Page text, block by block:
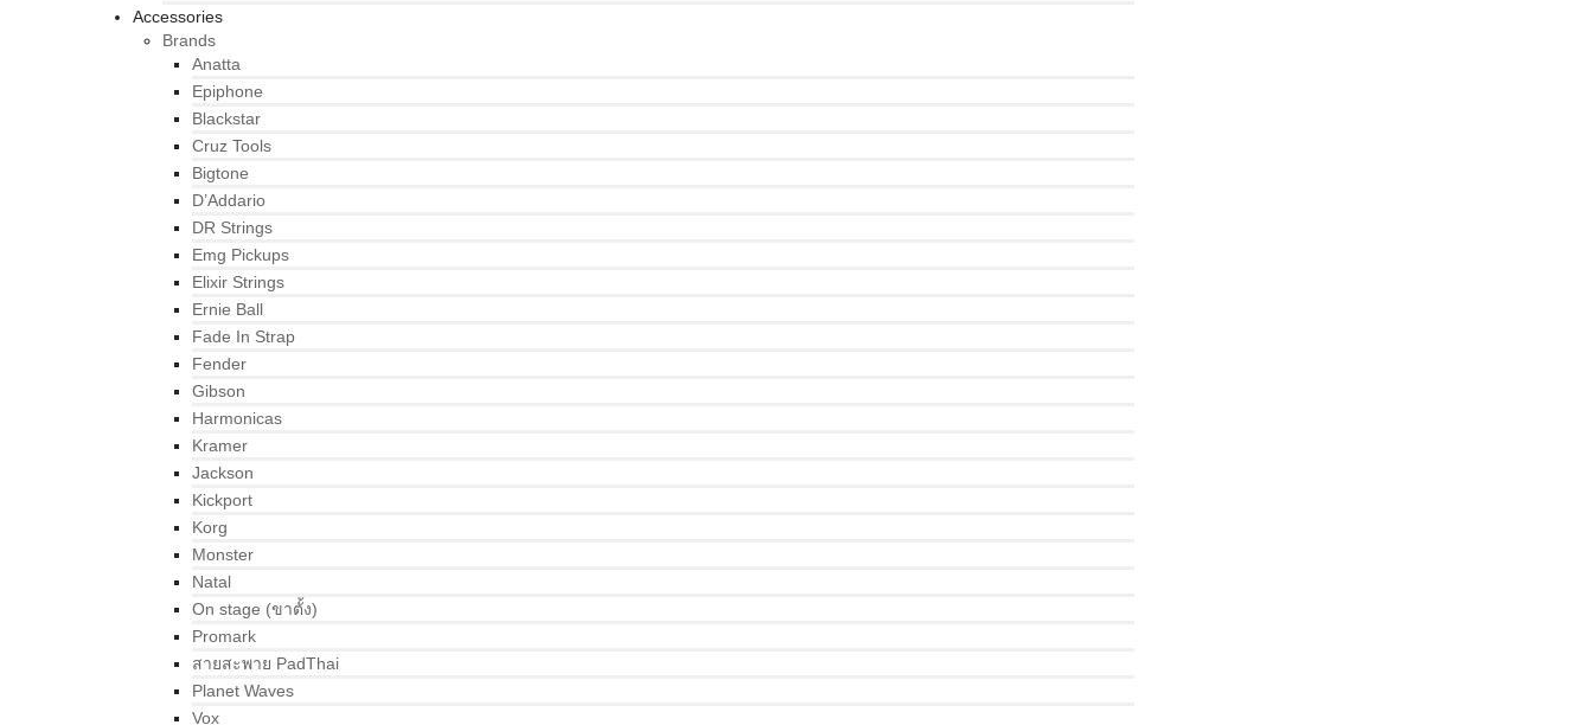
Accessories
Brands
Anatta
Epiphone
Blackstar
Cruz Tools
Bigtone
D’Addario
DR Strings
Emg Pickups
Elixir Strings
Ernie Ball
Fade In Strap
Fender
Gibson
Harmonicas
Kramer
Jackson
Kickport
Korg
Monster
Natal
On stage (ขาตั้ง)
Promark
สายสะพาย PadThai
Planet Waves
Vox